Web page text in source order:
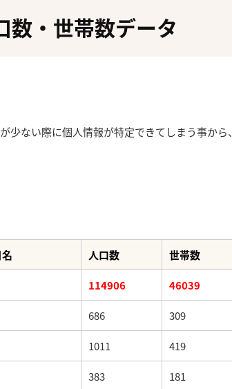
数・世帯数データ
少ない際に個人情報が特定できてしまう事から、
人口数 世帯数
114906 46039
686 309
1011 419
383 181